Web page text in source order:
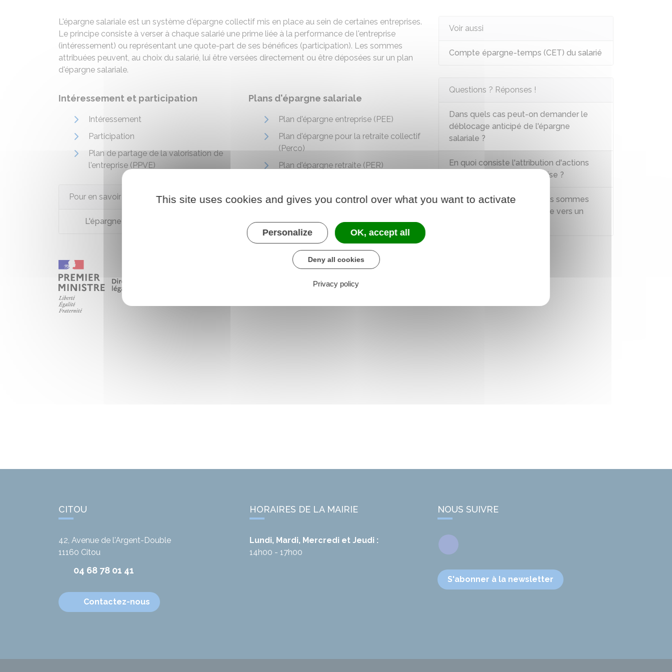
L'épargne salariale est un système d'épargne collectif mis en place au sein de certaines entreprises.
Le principe consiste à verser à chaque salarié une prime liée à la performance de l'entreprise
(intéressement) ou représentant une quote-part de ses bénéfices (participation). Les sommes
attribuées peuvent, au choix du salarié, lui être versées directement ou être déposées sur un plan
d'épargne salariale.
Intéressement et participation
Intéressement
Participation
Plan de partage de la valorisation de
l'entreprise (PPVE)
Plans d'épargne salariale
Plan d'épargne entreprise (PEE)
Plan d'épargne pour la retraite collectif
(Perco)
Plan d'épargne retraite (PER)
Pour en savoir plus
L'épargne salariale
Voir aussi
Compte épargne-temps (CET) du salarié
Questions ? Réponses !
Dans quels cas peut-on demander le
déblocage anticipé de l'épargne
salariale ?
En quoi consiste l'attribution d'actions
gratuites dans une entreprise ?
Peut-on faire transférer des sommes
d'un plan d'épargne salariale vers un
CITOU
42, Avenue de l'Argent-Double
11160 Citou
04 68 78 01 41
Contactez-nous
HORAIRES DE LA MAIRIE
Lundi, Mardi, Mercredi et Jeudi :
14h00 - 17h00
NOUS SUIVRE
Facebook
S'abonner à la newsletter
This site uses cookies and gives you control over what you want to activate
Personalize OK, accept all
Deny all cookies
Privacy policy